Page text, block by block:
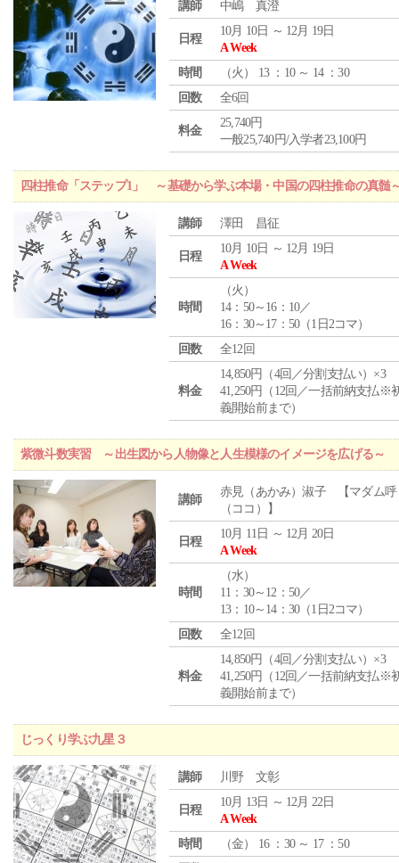
講師 中嶋 真澄
日程
10月 10日 ～ 12月 19日
A Week
時間
（火 ） 13 ：10 ～ 14 ：30
回数
全6回
料金
25,740円
一般25,740円/入学者23,100円
四柱推命「ステップ1」 ～基礎から学ぶ本場・中国の四柱推命の真髄
講師 澤田 昌征
日程
10月 10日 ～ 12月 19日
A Week
時間
（火 ）
14：50～16：10／
16：30～17：50（1日2コマ）
回数
全12回
料金
14,850円（4回／分割支払い）×3
41,250円（12回／一括前納支払※
義開始前まで）
紫微斗数実習 ～出生図から人物像と人生模様のイメージを広げる～
講師
赤見（あかみ）淑子 【マダム呼
（ココ）】
日程
10月 11日 ～ 12月 20日
A Week
時間
（水）
11：30～12：50／
13：10～14：30（1日2コマ）
回数
全12回
料金
14,850円（4回／分割支払い）×3
41,250円（12回／一括前納支払※
義開始前まで）
じっくり学ぶ九星３
講師 川野 文彰
日程
10月 13日 ～ 12月 22日
A Week
時間
（金） 16 ：30 ～ 17 ：50